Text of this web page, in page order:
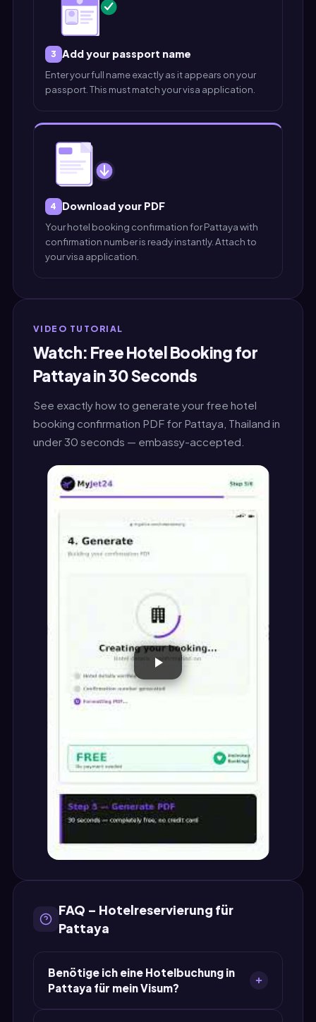
3 Add your passport name
Enter your full name exactly as it appears on your
passport. This must match your visa application.
4 Download your PDF
Your hotel booking confirmation for Pattaya with
confirmation number is ready instantly. Attach to
your visa application.
VIDEO TUTORIAL
Watch: Free Hotel Booking for
Pattaya in 30 Seconds
See exactly how to generate your free hotel
booking confirmation PDF for Pattaya, Thailand in
under 30 seconds — embassy-accepted.
FAQ – Hotelreservierung für
Pattaya
Benötige ich eine Hotelbuchung in
Pattaya für mein Visum?